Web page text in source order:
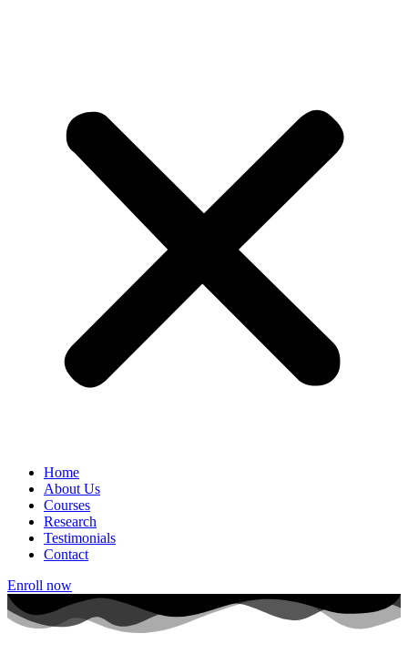
Home
About Us
Courses
Research
Testimonials
Contact
Enroll now